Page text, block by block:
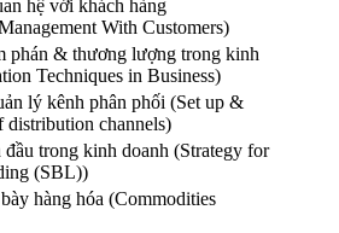
hệ với khách hàng
With Customers)
phán & thương lượng trong kinh
Techniques in Business)
lý kênh phân phối (Set up &
distribution channels)
trong kinh doanh (Strategy for
(SBL))
hàng hóa (Commodities